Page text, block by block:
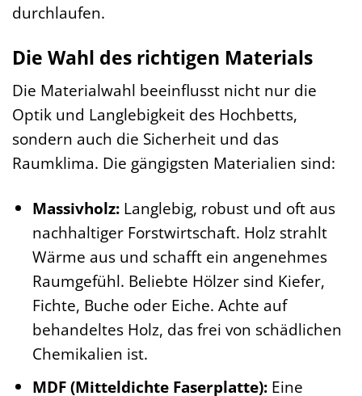
durchlaufen.
Die Wahl des richtigen Materials
Die Materialwahl beeinflusst nicht nur die
Optik und Langlebigkeit des Hochbetts,
sondern auch die Sicherheit und das
Raumklima. Die gängigsten Materialien sind:
Massivholz: Langlebig, robust und oft aus
nachhaltiger Forstwirtschaft. Holz strahlt
Wärme aus und schafft ein angenehmes
Raumgefühl. Beliebte Hölzer sind Kiefer,
Fichte, Buche oder Eiche. Achte auf
behandeltes Holz, das frei von schädlichen
Chemikalien ist.
MDF (Mitteldichte Faserplatte): Eine